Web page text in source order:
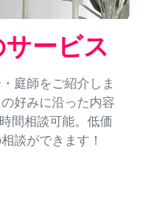
ービス
庭師をご紹介しま
好みに沿った内容
間相談可能。低価
談ができます！